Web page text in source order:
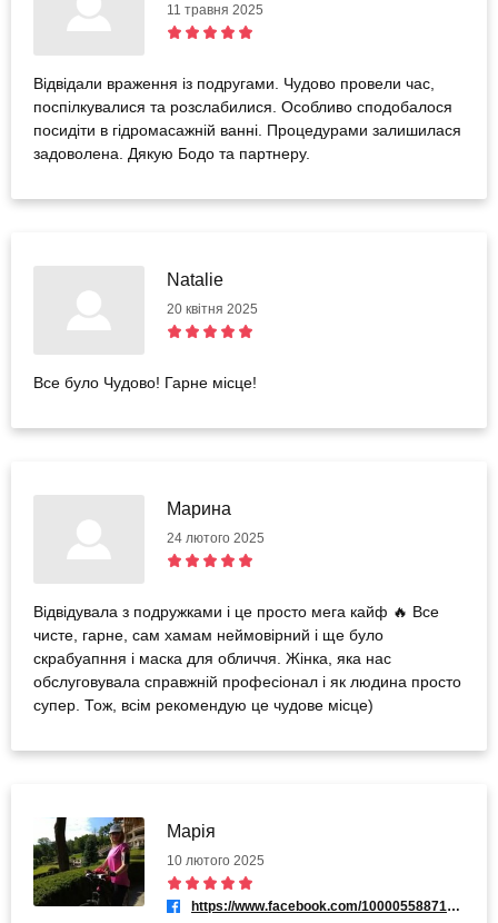
11 травня 2025
Відвідали враження із подругами. Чудово провели час,
поспілкувалися та розслабилися. Особливо сподобалося
посидіти в гідромасажній ванні. Процедурами залишилася
задоволена. Дякую Бодо та партнеру.
Natalie
20 квітня 2025
Все було Чудово! Гарне мiсце!
Марина
24 лютого 2025
Відвідувала з подружками і це просто мега кайф 🔥 Все
чисте, гарне, сам хамам неймовірний і ще було
скрабуапння і маска для обличчя. Жінка, яка нас
обслуговувала справжній професіонал і як людина просто
супер. Тож, всім рекомендую це чудове місце)
Марія
10 лютого 2025
https://www.facebook.com/100005588717728